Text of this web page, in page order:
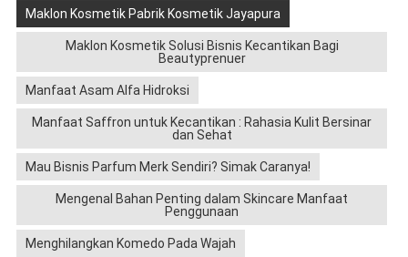
Maklon Kosmetik Pabrik Kosmetik Jayapura
Maklon Kosmetik Solusi Bisnis Kecantikan Bagi
Beautyprenuer
Manfaat Asam Alfa Hidroksi
Manfaat Saffron untuk Kecantikan : Rahasia Kulit Bersinar
dan Sehat
Mau Bisnis Parfum Merk Sendiri? Simak Caranya!
Mengenal Bahan Penting dalam Skincare Manfaat
Penggunaan
Menghilangkan Komedo Pada Wajah